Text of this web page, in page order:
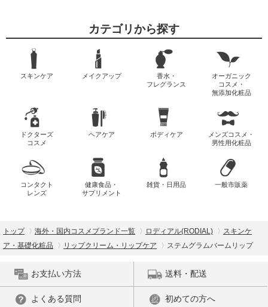
カテゴリから探す
スキンケア メイクアップ
香水・
フレグランス
オーガニック
コスメ・
無添加化粧品
ドクターズ
コスメ
ヘアケア ボディケア
メンズコスメ・
男性用化粧品
コンタクト
レンズ
健康食品・
サプリメント
雑貨・日用品 一般市販薬
トップ 海外・国内コスメブランド一覧 ロディアル(RODIAL)
スキンケ
ア・基礎化粧品
リップクリーム・リップケア ステムグラムバームリップ
お支払い方法 送料・配送
よくある質問 初めての方へ